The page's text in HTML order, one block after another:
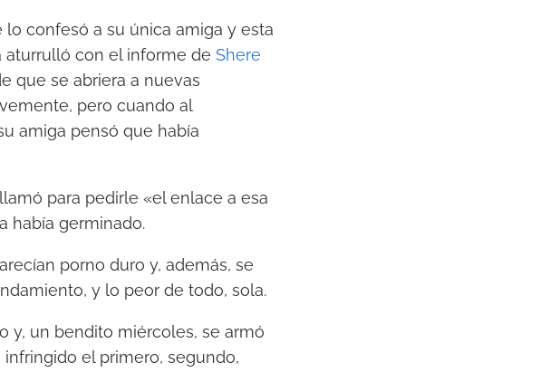
confesó a su única amiga y esta
aturrulló con el informe de Shere
que se abriera a nuevas
pero cuando al
amiga pensó que había
para pedirle «el enlace a esa
había germinado.
porno duro y, además, se
y lo peor de todo, sola.
y, un bendito miércoles, se armó
el primero, segundo,